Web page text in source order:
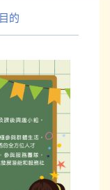
目的